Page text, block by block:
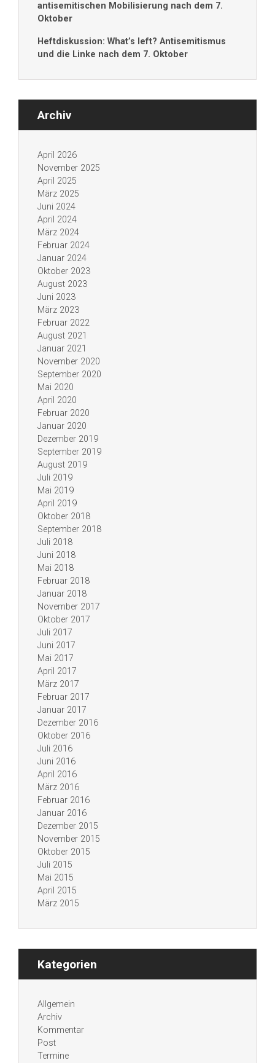
antisemitischen Mobilisierung nach dem 7.
Oktober
Heftdiskussion: What’s left? Antisemitismus
und die Linke nach dem 7. Oktober
Archiv
April 2026
November 2025
April 2025
März 2025
Juni 2024
April 2024
März 2024
Februar 2024
Januar 2024
Oktober 2023
August 2023
Juni 2023
März 2023
Februar 2022
August 2021
Januar 2021
November 2020
September 2020
Mai 2020
April 2020
Februar 2020
Januar 2020
Dezember 2019
September 2019
August 2019
Juli 2019
Mai 2019
April 2019
Oktober 2018
September 2018
Juli 2018
Juni 2018
Mai 2018
Februar 2018
Januar 2018
November 2017
Oktober 2017
Juli 2017
Juni 2017
Mai 2017
April 2017
März 2017
Februar 2017
Januar 2017
Dezember 2016
Oktober 2016
Juli 2016
Juni 2016
April 2016
März 2016
Februar 2016
Januar 2016
Dezember 2015
November 2015
Oktober 2015
Juli 2015
Mai 2015
April 2015
März 2015
Kategorien
Allgemein
Archiv
Kommentar
Post
Termine